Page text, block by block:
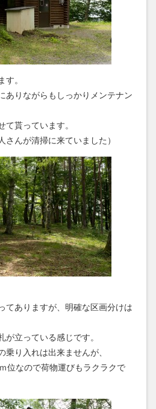
す。
ありながらもしっかりメンテナン
て貰っています。
さんが清掃に来ていました）
てありますが、明確な区画分けは
立っている感じです。
り入れは出来ませんが、
位なので荷物運びもラクラクで